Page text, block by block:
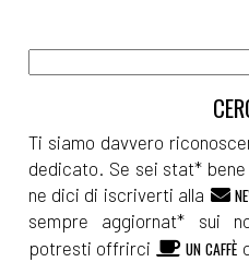
Ti siamo davvero
dedicato. Se sei stat*
ne dici di iscriverti alla
sempre aggiornat* sui
potresti offrirci
UN CAFFÈ